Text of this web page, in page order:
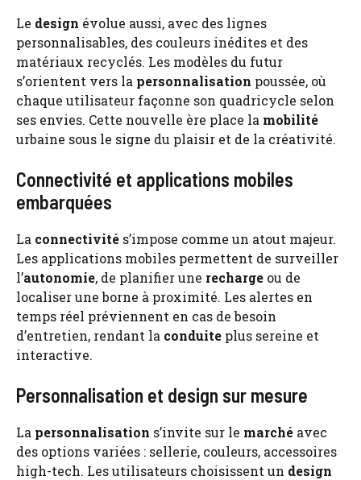
Le design évolue aussi, avec des lignes
personnalisables, des couleurs inédites et des
matériaux recyclés. Les modèles du futur
s’orientent vers la personnalisation poussée, où
chaque utilisateur façonne son quadricycle selon
ses envies. Cette nouvelle ère place la mobilité
urbaine sous le signe du plaisir et de la créativité.
Connectivité et applications mobiles
embarquées
La connectivité s’impose comme un atout majeur.
Les applications mobiles permettent de surveiller
l’autonomie, de planifier une recharge ou de
localiser une borne à proximité. Les alertes en
temps réel préviennent en cas de besoin
d’entretien, rendant la conduite plus sereine et
interactive.
Personnalisation et design sur mesure
La personnalisation s’invite sur le marché avec
des options variées : sellerie, couleurs, accessoires
high-tech. Les utilisateurs choisissent un design